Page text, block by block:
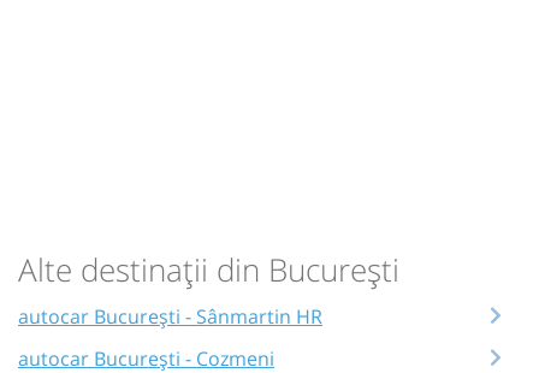
Alte destinații din București
autocar București - Sânmartin HR
autocar București - Cozmeni